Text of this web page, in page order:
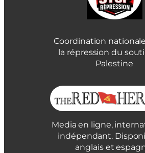
Coordination
la répression du
Palestine
Media en ligne,
indépendant.
anglais et